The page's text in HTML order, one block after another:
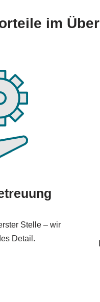
im
Stelle – wir
Detail.